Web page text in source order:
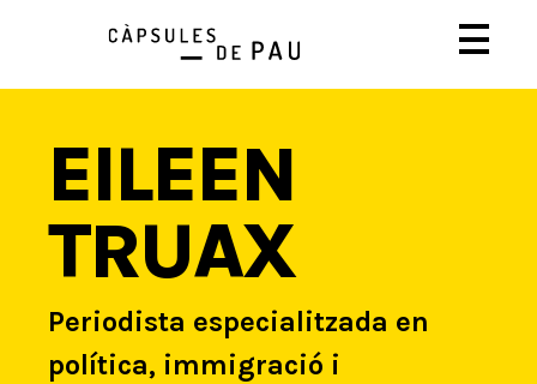
EILEEN
TRUAX
Periodista especialitzada en
política, immigració i